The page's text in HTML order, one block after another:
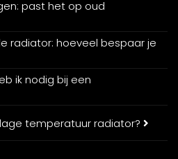
past het op oud
radiator: hoeveel bespaar je
ik nodig bij een
temperatuur radiator?